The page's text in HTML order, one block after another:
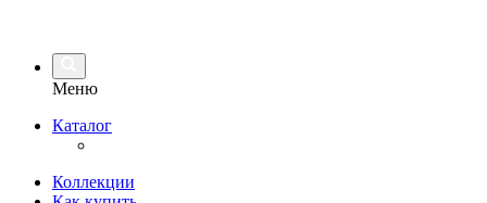
Меню
Каталог
Коллекции